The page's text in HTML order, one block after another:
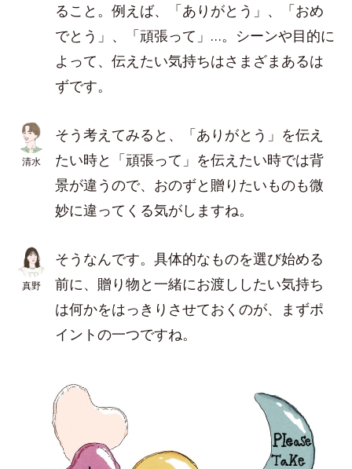
ること。例えば、「ありがとう」、「おめ
でとう」、「頑張って」…。シーンや目的に
よって、伝えたい気持ちはさまざまあるは
ずです。
清水
そう考えてみると、「ありがとう」を伝え
たい時と「頑張って」を伝えたい時では背
景が違うので、おのずと贈りたいものも微
妙に違ってくる気がしますね。
真野
そうなんです。具体的なものを選び始める
前に、贈り物と一緒にお渡ししたい気持ち
は何かをはっきりさせておくのが、まずポ
イントの一つですね。